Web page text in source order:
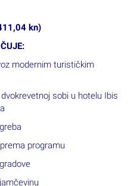
kn)
modernim turističkim
sobi u hotelu Ibis
programu